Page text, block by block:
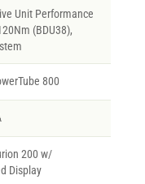
Unit Performance
(BDU38),
800
200 w/
Display